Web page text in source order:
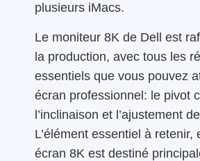
plusieurs iMacs.
Le moniteur 8K de Dell est
la production, avec tous les
essentiels que vous pouvez
écran professionnel: le pivot
l’inclinaison et l’ajustement
L’élément essentiel à retenir,
écran 8K est destiné